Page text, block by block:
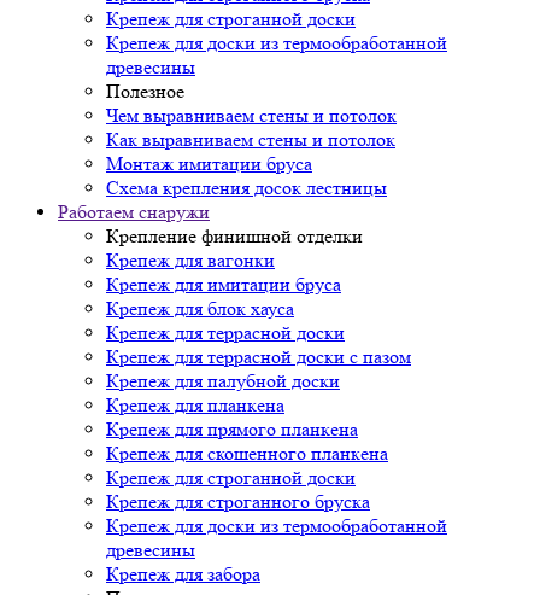
Крепеж для строганной доски
Крепеж для доски из термообработанной
древесины
Полезное
Чем выравниваем стены и потолок
Как выравниваем стены и потолок
Монтаж имитации бруса
Схема крепления досок лестницы
Работаем снаружи
Крепление финишной отделки
Крепеж для вагонки
Крепеж для имитации бруса
Крепеж для блок хауса
Крепеж для террасной доски
Крепеж для террасной доски с пазом
Крепеж для палубной доски
Крепеж для планкена
Крепеж для прямого планкена
Крепеж для скошенного планкена
Крепеж для строганной доски
Крепеж для строганного бруска
Крепеж для доски из термообработанной
древесины
Крепеж для забора